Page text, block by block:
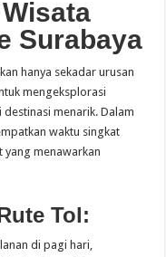
Surabaya
hanya sekadar urusan
mengeksplorasi
menarik. Dalam
waktu singkat
menawarkan
Tol:
di pagi hari,